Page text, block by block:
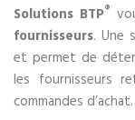
Solutions BTP®
fournisseurs. Une
et permet de
les fournisseurs
commandes d’achat.